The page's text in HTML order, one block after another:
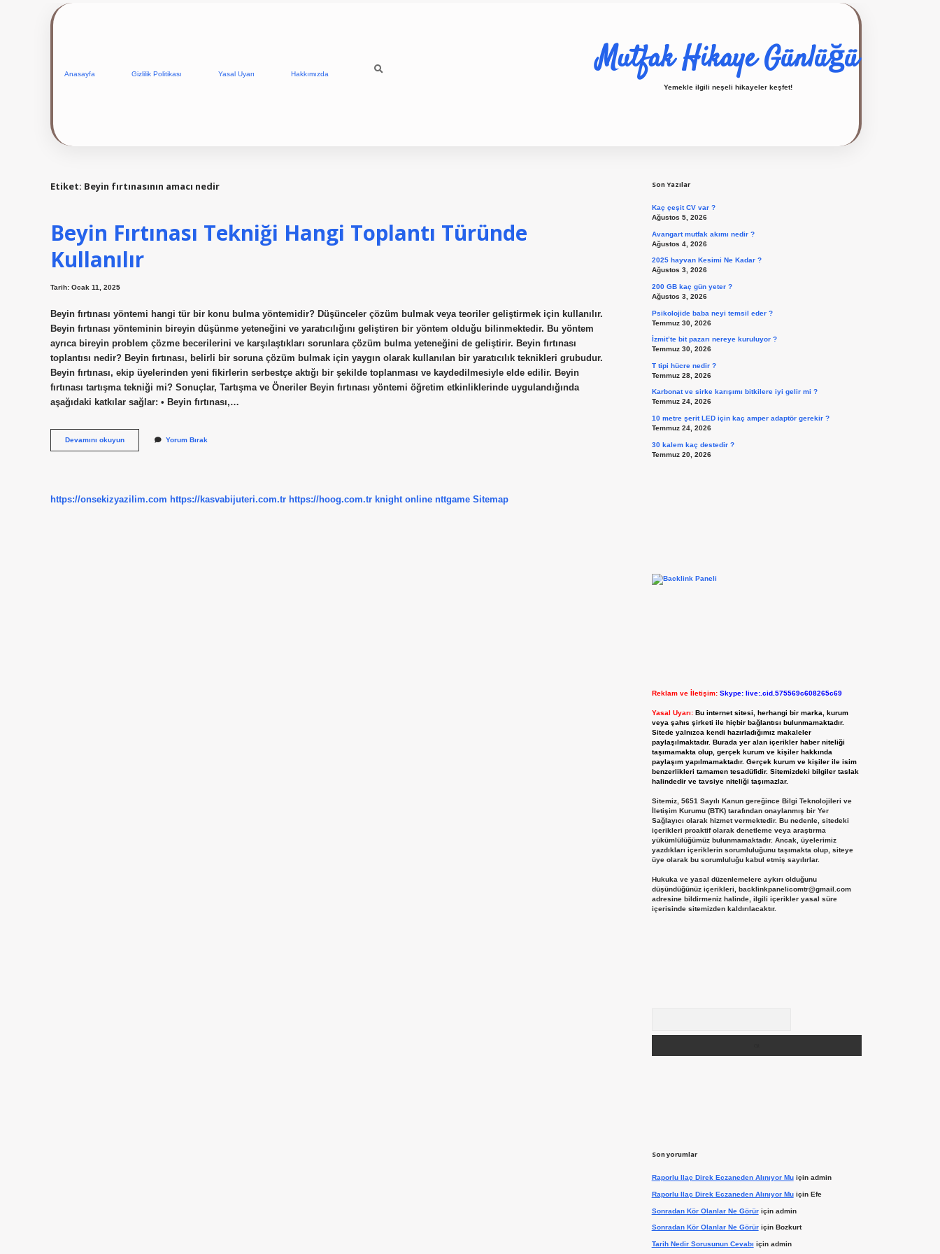
Anasayfa Gizlilik Politikası Yasal Uyarı Hakkımızda Mutfak Hikaye Günlüğü
Yemekle ilgili neşeli hikayeler keşfet!
Etiket: Beyin fırtınasının amacı nedir
Beyin Fırtınası Tekniği Hangi Toplantı Türünde
Kullanılır
Tarih: Ocak 11, 2025
Beyin fırtınası yöntemi hangi tür bir konu bulma yöntemidir? Düşünceler çözüm bulmak veya teoriler geliştirmek için kullanılır.
Beyin fırtınası yönteminin bireyin düşünme yeteneğini ve yaratıcılığını geliştiren bir yöntem olduğu bilinmektedir. Bu yöntem
ayrıca bireyin problem çözme becerilerini ve karşılaştıkları sorunlara çözüm bulma yeteneğini de geliştirir. Beyin fırtınası
toplantısı nedir? Beyin fırtınası, belirli bir soruna çözüm bulmak için yaygın olarak kullanılan bir yaratıcılık teknikleri grubudur.
Beyin fırtınası, ekip üyelerinden yeni fikirlerin serbestçe aktığı bir şekilde toplanması ve kaydedilmesiyle elde edilir. Beyin
fırtınası tartışma tekniği mi? Sonuçlar, Tartışma ve Öneriler Beyin fırtınası yöntemi öğretim etkinliklerinde uygulandığında
aşağıdaki katkılar sağlar: • Beyin fırtınası,…
Devamını okuyunBeyin
Fırtınası
Kullanılır
Yorum Bırak
https://onsekizyazilim.com https://kasvabijuteri.com.tr https://hoog.com.tr knight online nttgame Sitemap
Son Yazılar
Kaç çeşit CV var ?
Ağustos 5, 2026
Avangart mutfak akımı nedir ?
Ağustos 4, 2026
2025 hayvan Kesimi Ne Kadar ?
Ağustos 3, 2026
200 GB kaç gün yeter ?
Ağustos 3, 2026
Psikolojide baba neyi temsil eder ?
Temmuz 30, 2026
İzmit’te bit pazarı nereye kuruluyor ?
Temmuz 30, 2026
T tipi hücre nedir ?
Temmuz 28, 2026
Karbonat ve sirke karışımı bitkilere iyi gelir mi ?
Temmuz 24, 2026
10 metre şerit LED için kaç amper adaptör gerekir ?
Temmuz 24, 2026
30 kalem kaç destedir ?
Temmuz 20, 2026
Reklam ve İletişim: Skype: live:.cid.575569c608265c69
Yasal Uyarı: Bu internet sitesi, herhangi bir marka, kurum
veya şahıs şirketi ile hiçbir bağlantısı bulunmamaktadır.
Sitede yalnızca kendi hazırladığımız makaleler
paylaşılmaktadır. Burada yer alan içerikler haber niteliği
taşımamakta olup, gerçek kurum ve kişiler hakkında
paylaşım yapılmamaktadır. Gerçek kurum ve kişiler ile isim
benzerlikleri tamamen tesadüfidir. Sitemizdeki bilgiler taslak
halindedir ve tavsiye niteliği taşımazlar.
Sitemiz, 5651 Sayılı Kanun gereğince Bilgi Teknolojileri ve
İletişim Kurumu (BTK) tarafından onaylanmış bir Yer
Sağlayıcı olarak hizmet vermektedir. Bu nedenle, sitedeki
içerikleri proaktif olarak denetleme veya araştırma
yükümlülüğümüz bulunmamaktadır. Ancak, üyelerimiz
yazdıkları içeriklerin sorumluluğunu taşımakta olup, siteye
üye olarak bu sorumluluğu kabul etmiş sayılırlar.
Hukuka ve yasal düzenlemelere aykırı olduğunu
düşündüğünüz içerikleri, backlinkpanelicomtr@gmail.com
adresine bildirmeniz halinde, ilgili içerikler yasal süre
içerisinde sitemizden kaldırılacaktır.
Son yorumlar
Raporlu Ilaç Direk Eczaneden Alınıyor Muiçin admin
Raporlu Ilaç Direk Eczaneden Alınıyor Muiçin Efe
Sonradan Kör Olanlar Ne Görüriçin admin
Sonradan Kör Olanlar Ne Görüriçin Bozkurt
Tarih Nedir Sorusunun Cevabı için admin